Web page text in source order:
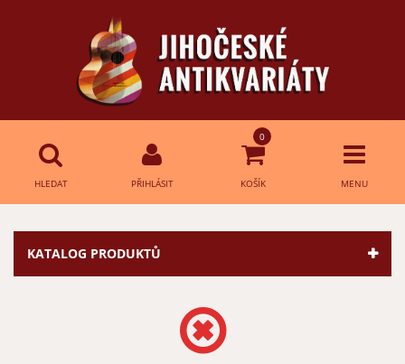
HLEDAT PŘIHLÁSIT
0
KOŠÍK MENU
Přihlášení
KATALOG PRODUKTŮ